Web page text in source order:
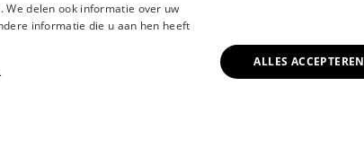
delen ook informatie over uw
informatie die u aan hen heeft
ALLES ACCEPTEREN